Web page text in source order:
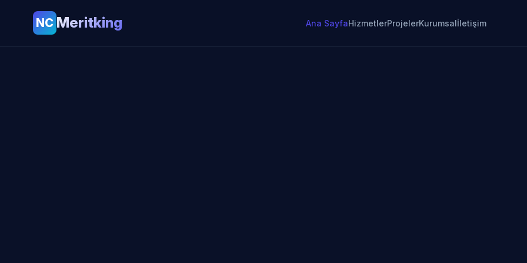
NC Meritking Ana SayfaHizmetlerProjelerKurumsalİletişim